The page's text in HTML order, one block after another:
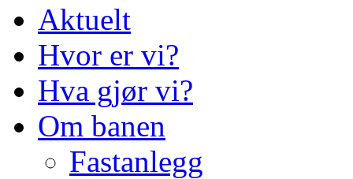
Aktuelt
Hvor er vi?
Hva gjør vi?
Om banen
Fastanlegg